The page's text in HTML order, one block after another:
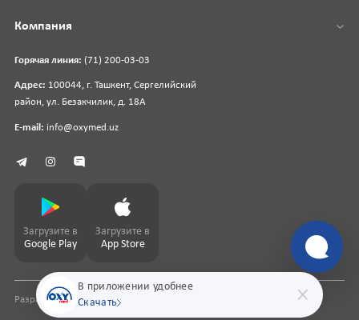
В приложении удобнее
Скачать
Горячая линия: (71) 200-03-03
Адрес: 100044, г. Ташкент, Сергелийский
район, ул. Безакчилик, д. 18А
E-mail: info@oxymed.uz
Компания
Загрузите в
Google Play
Загрузите в
App Store
Разработка сайтаpharmit.uz